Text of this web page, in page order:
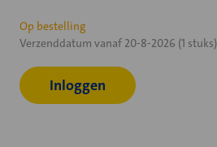
Huidige
voorraad:
Op bestelling
Verzenddatum vanaf 20-8-2026 (1 stuks)
Inloggen